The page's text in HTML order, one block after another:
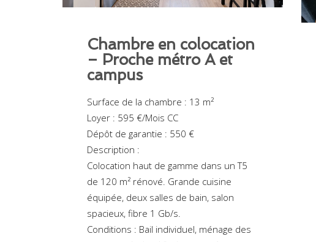
Chambre en colocation
– Proche métro A et
campus
Surface de la chambre : 13 m²
Loyer : 595 €/Mois CC
Dépôt de garantie : 550 €
Description :
Colocation haut de gamme dans un T5
de 120 m² rénové. Grande cuisine
équipée, deux salles de bain, salon
spacieux, fibre 1 Gb/s.
Conditions : Bail individuel, ménage des